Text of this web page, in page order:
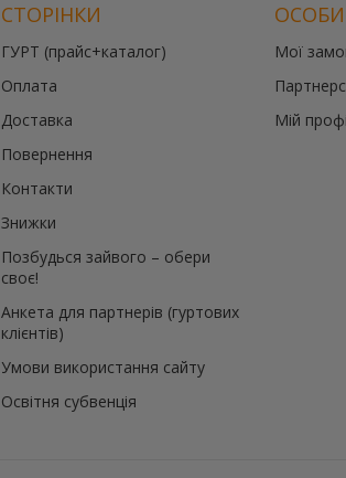
СТОРІНКИ
ГУРТ (прайс+каталог)
Оплата
Доставка
Повернення
Контакти
Знижки
Позбудься зайвого – обери
своє!
Анкета для партнерів (гуртових
клієнтів)
Умови використання сайту
Освітня субвенція
Мої
Мій